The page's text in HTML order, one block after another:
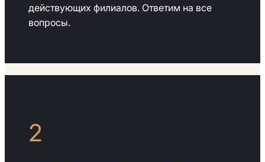
действующих филиалов. Ответим на все
вопросы.
2